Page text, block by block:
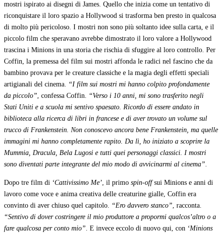
mostri ispirato ai disegni di James. Quello che inizia come un tentativo di
riconquistare il loro spazio a Hollywood si trasforma ben presto in qualcosa
di molto più pericoloso. I mostri non sono più soltanto idee sulla carta, e il
piccolo film che speravano avrebbe dimostrato il loro valore a Hollywood
trascina i Minions in una storia che rischia di sfuggire al loro controllo. Per
Coffin, la premessa del film sui mostri affonda le radici nel fascino che da
bambino provava per le creature classiche e la magia degli effetti speciali
artigianali del cinema. “I film sui mostri mi hanno colpito profondamente
da piccolo”, confessa Coffin. “Verso i 10 anni, mi sono trasferito negli
Stati Uniti e a scuola mi sentivo spaesato. Ricordo di essere andato in
biblioteca alla ricerca di libri in francese e di aver trovato un volume sul
trucco di Frankenstein. Non conoscevo ancora bene Frankenstein, ma quelle
immagini mi hanno completamente rapito. Da lì, ho iniziato a scoprire la
Mummia, Dracula, Bela Lugosi e tutti quei personaggi classici. I mostri
sono diventati parte integrante del mio modo di avvicinarmi al cinema”.
Dopo tre film di ‘Cattivissimo Me’, il primo spin-offsui Minions e anni di
lavoro come voce e anima creativa delle creaturine gialle, Coffin era
convinto di aver chiuso quel capitolo. “Ero davvero stanco”, racconta.
“Sentivo di dover costringere il mio produttore a propormi qualcos’altro o a
fare qualcosa per conto mio”. E invece eccolo di nuovo qui, con ‘Minions